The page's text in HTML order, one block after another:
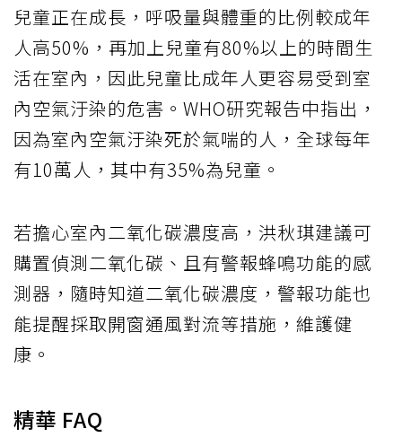
兒童正在成長，呼吸量與體重的比例較成年
人高50%，再加上兒童有80%以上的時間生
活在室內，因此兒童比成年人更容易受到室
內空氣汙染的危害。WHO研究報告中指出，
因為室內空氣汙染死於氣喘的人，全球每年
有10萬人，其中有35%為兒童。
若擔心室內二氧化碳濃度高，洪秋琪建議可
購置偵測二氧化碳、且有警報蜂鳴功能的感
測器，隨時知道二氧化碳濃度，警報功能也
能提醒採取開窗通風對流等措施，維護健
康。
精華 FAQ